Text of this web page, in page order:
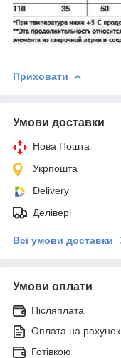
Приховати
Умови доставки
Нова Пошта
Укрпошта
Delivery
Делівері
Всі умови доставки
Умови оплати
Післяплата
Оплата на рахунок
Готівкою